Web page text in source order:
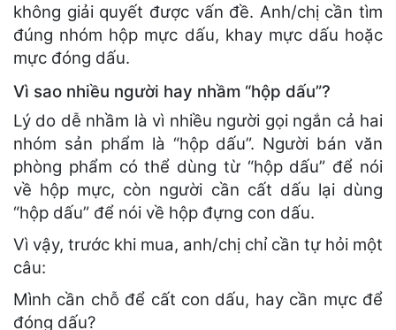
không giải quyết được vấn đề. Anh/chị cần tìm
đúng nhóm hộp mực dấu, khay mực dấu hoặc
mực đóng dấu.
Vì sao nhiều người hay nhầm “hộp dấu”?
Lý do dễ nhầm là vì nhiều người gọi ngắn cả hai
nhóm sản phẩm là “hộp dấu”. Người bán văn
phòng phẩm có thể dùng từ “hộp dấu” để nói
về hộp mực, còn người cần cất dấu lại dùng
“hộp dấu” để nói về hộp đựng con dấu.
Vì vậy, trước khi mua, anh/chị chỉ cần tự hỏi một
câu:
Mình cần chỗ để cất con dấu, hay cần mực để
đóng dấu?